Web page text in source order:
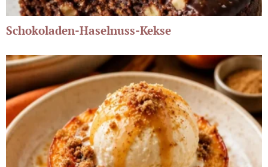
Schokoladen-Haselnuss-Kekse